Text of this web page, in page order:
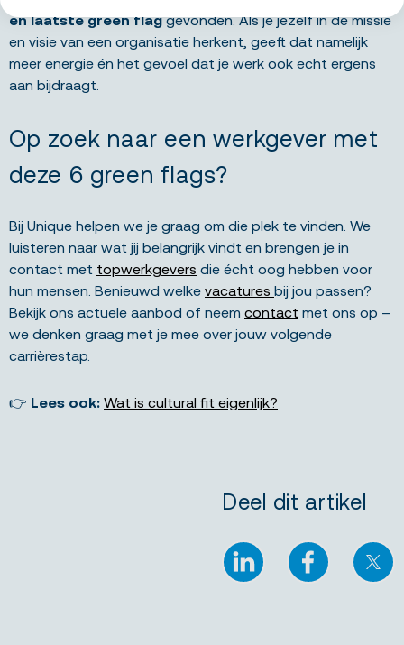
en laatste green flaggevonden. Als je jezelf in de missie
en visie van een organisatie herkent, geeft dat namelijk
meer energie én het gevoel dat je werk ook echt ergens
aan bijdraagt.
Op zoek naar een werkgever met
deze 6 green flags?
Bij Unique helpen we je graag om die plek te vinden. We
luisteren naar wat jij belangrijk vindt en brengen je in
contact met topwerkgevers die écht oog hebben voor
hun mensen. Benieuwd welke vacatures bij jou passen?
Bekijk ons actuele aanbod of neem contact met ons op –
we denken graag met je mee over jouw volgende
carrièrestap.
👉 Lees ook: Wat is cultural fit eigenlijk?
Deel dit artikel
LinkedIn FacebookX